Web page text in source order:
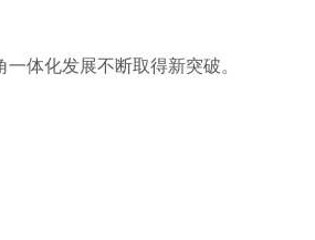
体化发展不断取得新突破。